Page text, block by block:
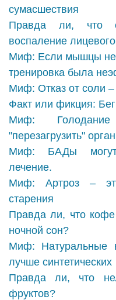
сумасшествия
Правда ли, что
воспаление
Миф: Если мышцы не
тренировка была
Миф: Отказ от соли
Факт или фикция:
Миф:
"перезагрузить"
Миф: БАДы могут
лечение.
Миф: Артроз –
старения
Правда ли, что
ночной сон?
Миф: Натуральные
лучше синтетических
Правда ли, что
фруктов?